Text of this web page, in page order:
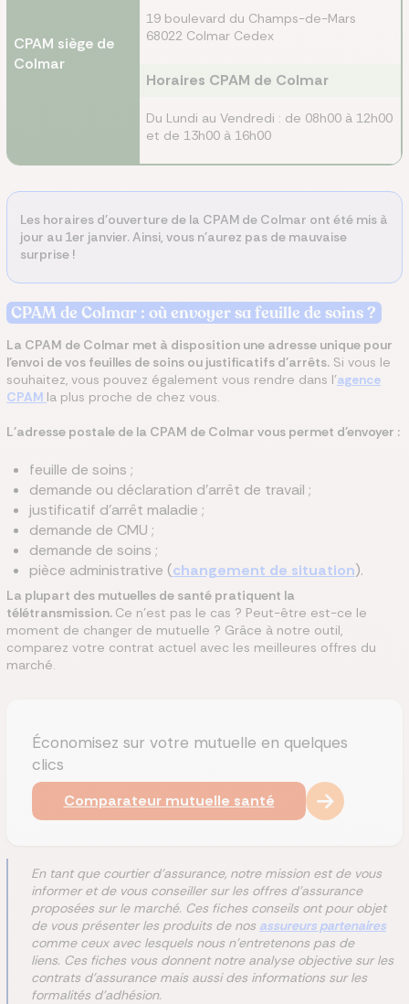
CPAM siège de
Colmar
19 boulevard du Champs-de-Mars
68022 Colmar Cedex
Horaires CPAM de Colmar
Du Lundi au Vendredi : de 08h00 à 12h00
et de 13h00 à 16h00
Les horaires d'ouverture de la CPAM de Colmar ont été mis à
jour au 1er janvier. Ainsi, vous n'aurez pas de mauvaise
surprise !
CPAMde Colmar : où envoyer sa feuille de soins ?
La CPAM de Colmar met à disposition une adresse unique pour
l'envoi de vos feuilles de soins ou justificatifs d'arrêts. Si vous le
souhaitez, vous pouvez également vous rendre dans l'agence
CPAM la plus proche de chez vous.
L'adresse postale de la CPAM de Colmar vous permet d'envoyer :
feuille de soins ;
demande ou déclaration d'arrêt de travail ;
justificatif d'arrêt maladie ;
demande de CMU ;
demande de soins ;
pièce administrative (changement de situation).
La plupart des mutuelles de santé pratiquent la
télétransmission. Ce n'est pas le cas ? Peut-être est-ce le
moment de changer de mutuelle ? Grâce à notre outil,
comparez votre contrat actuel avec les meilleures offres du
marché.
Économisez sur votre mutuelle en quelques
clics
Comparateur mutuelle santé
En tant que courtier d'assurance, notre mission est de vous
informer et de vous conseiller sur les offres d'assurance
proposées sur le marché. Ces fiches conseils ont pour objet
de vous présenter les produits de nos assureurs partenaires
comme ceux avec lesquels nous n'entretenons pas de
liens. Ces fiches vous donnent notre analyse objective sur les
contrats d'assurance mais aussi des informations sur les
formalités d'adhésion.